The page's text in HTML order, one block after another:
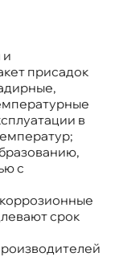
и
присадок
с
срок